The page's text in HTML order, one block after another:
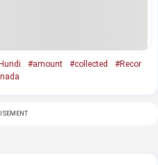
#amount #collected
#Recor